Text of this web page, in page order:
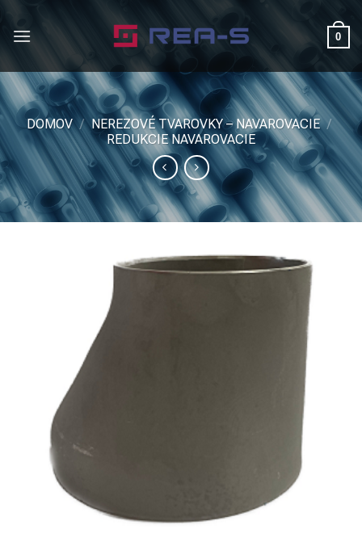
0
DOMOV / NEREZOVÉ TVAROVKY – NAVAROVACIE /
REDUKCIE NAVAROVACIE